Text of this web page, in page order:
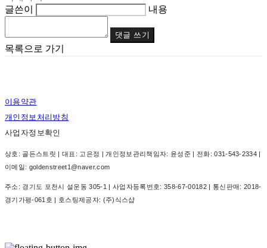
글쓴이
내용
댓글 쓰기
목록으로 가기
이용약관
개인정보처리방침
사업자정보확인
상호: 골든스트릿 | 대표: 고은정 | 개인정보관리책임자: 윤성준 | 전화: 031-543-2334 |
이메일: goldenstreet1@naver.com
주소: 경기도 포천시 설운동 305-1 | 사업자등록번호: 358-67-00182| 통신판매: 2018-
경기가평-061호 | 호스팅제공자: (주)식스샵